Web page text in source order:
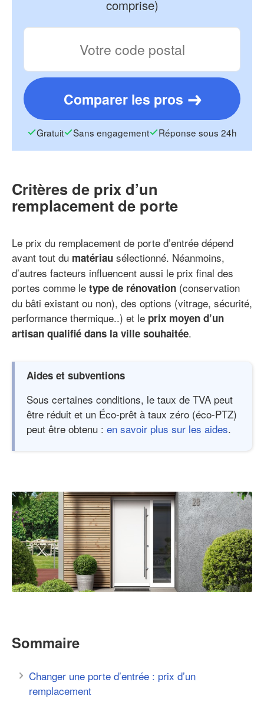
comprise)
Comparer les pros
Gratuit Sans engagement Réponse sous 24h
Critères de prix d’un
remplacement de porte
Le prix du remplacement de porte d’entrée dépend
avant tout du matériau sélectionné. Néanmoins,
d’autres facteurs influencent aussi le prix final des
portes comme le type de rénovation (conservation
du bâti existant ou non), des options (vitrage, sécurité,
performance thermique..) et le prix moyen d’un
artisan qualifié dans la ville souhaitée.
Aides et subventions
Sous certaines conditions, le taux de TVA peut
être réduit et un Éco-prêt à taux zéro (éco-PTZ)
peut être obtenu : en savoir plus sur les aides.
Sommaire
Changer une porte d’entrée : prix d’un
remplacement